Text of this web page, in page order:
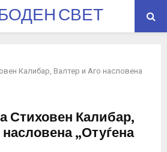
СВЕТ
Калибар, Валтер и Аго насловена
Стиховен Калибар,
„Отуѓена